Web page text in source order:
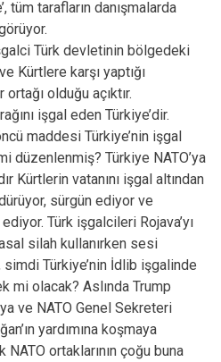
tüm tarafların danışmalarda
Türk devletinin bölgedeki
Kürtlere karşı yaptığı
olduğu açıktır.
işgal eden Türkiye’dir.
maddesi Türkiye’nin işgal
düzenlenmiş? Türkiye NATO’ya
Kürtlerin vatanını işgal altından
sürgün ediyor ve
ediyor. Türk işgalcileri Rojava’yı
silah kullanırken sesi
simdi Türkiye’nin İdlib işgalinde
mi olacak? Aslında Trump
ve NATO Genel Sekreteri
yardımına koşmaya
NATO ortaklarının çoğu buna